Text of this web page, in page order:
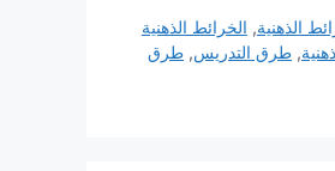
الذهنية, الخرائط الذهنية
ذهنية, طرق التدريس, طرق